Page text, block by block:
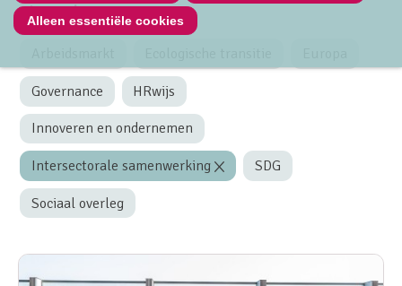
Thema's
Governance HRwijs
Innoveren en ondernemen
Intersectorale samenwerking SDG
Sociaal overleg
Alleen essentiële cookies